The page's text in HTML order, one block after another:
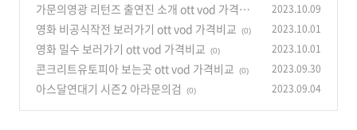
가문의영광 리턴즈 출연진 소개 ott vod 가격비
교
(0)
2023.10.09
영화 비공식작전 보러가기 ott vod 가격비교 (0) 2023.10.01
영화 밀수 보러가기 ott vod 가격비교 (0) 2023.10.01
콘크리트유토피아 보는곳 ott vod 가격비교 (0) 2023.09.30
아스달연대기 시즌2 아라문의검 (0) 2023.09.04